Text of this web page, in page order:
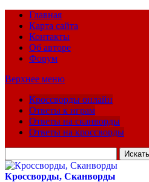
Главная
Карта сайта
Контакты
Об авторе
Форум
Верхнее меню
Кроссворды онлайн
Ответы к играм
Ответы на сканворды
Ответы на кроссворды
для:
Кроссворды, Сканворды